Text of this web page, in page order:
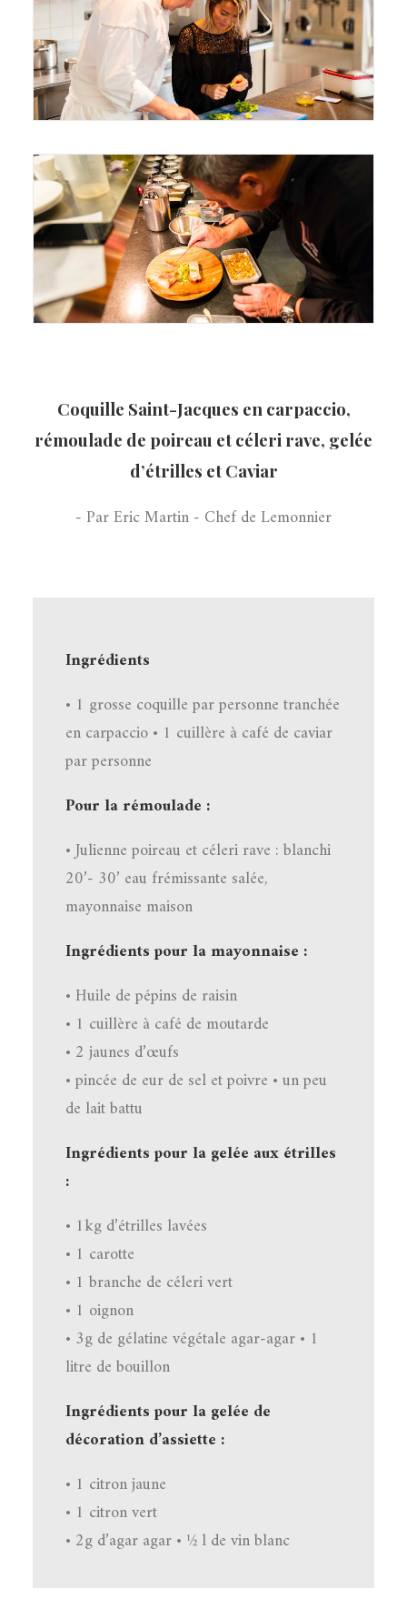
Coquille Saint-Jacques en carpaccio,
rémoulade de poireau et céleri rave, gelée
d’étrilles et Caviar
- Par Eric Martin - Chef de Lemonnier
Ingrédients
• 1 grosse coquille par personne tranchée
en carpaccio • 1 cuillère à café de caviar
par personne
Pour la rémoulade :
• Julienne poireau et céleri rave : blanchi
20’- 30’ eau frémissante salée,
mayonnaise maison
Ingrédients pour la mayonnaise :
• Huile de pépins de raisin
• 1 cuillère à café de moutarde
• 2 jaunes d’œufs
• pincée de eur de sel et poivre • un peu
de lait battu
Ingrédients pour la gelée aux étrilles
:
• 1kg d’étrilles lavées
• 1 carotte
• 1 branche de céleri vert
• 1 oignon
• 3g de gélatine végétale agar-agar • 1
litre de bouillon
Ingrédients pour la gelée de
décoration d’assiette :
• 1 citron jaune
• 1 citron vert
• 2g d’agar agar • 1⁄2 l de vin blanc